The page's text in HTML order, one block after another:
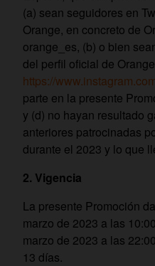
(a) sean seguidores en
Orange, en concreto de
orange_es, (b) o bien
del perfil oficial de
https://
parte en la presente
y (d) no hayan resultado
anteriores patrocinadas
durante el 2023 y lo que
2. Vigencia
La presente Promoción
marzo de 2023 a las
marzo de 2023 a las
13 días.